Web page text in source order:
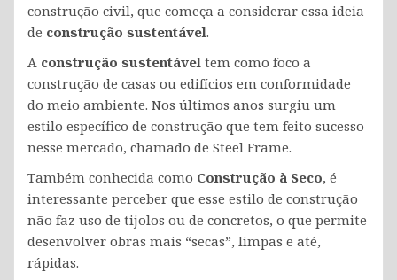
construção civil, que começa a considerar essa ideia
de construção sustentável.
A construção sustentável tem como foco a
construção de casas ou edifícios em conformidade
do meio ambiente. Nos últimos anos surgiu um
estilo específico de construção que tem feito sucesso
nesse mercado, chamado de Steel Frame.
Também conhecida como Construção à Seco, é
interessante perceber que esse estilo de construção
não faz uso de tijolos ou de concretos, o que permite
desenvolver obras mais “secas”, limpas e até,
rápidas.